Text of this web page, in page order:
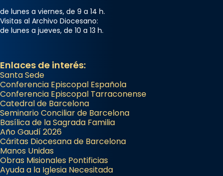
de lunes a viernes, de 9 a 14 h.
Visitas al Archivo Diocesano:
de lunes a jueves, de 10 a 13 h.
Enlaces de interés:
Santa Sede
Conferencia Episcopal Española
Conferencia Episcopal Tarraconense
Catedral de Barcelona
Seminario Conciliar de Barcelona
Basílica de la Sagrada Familia
Año Gaudí 2026
Cáritas Diocesana de Barcelona
Manos Unidas
Obras Misionales Pontificias
Ayuda a la Iglesia Necesitada